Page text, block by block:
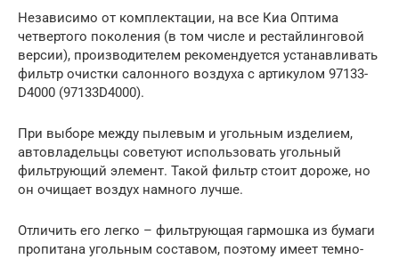
Независимо от комплектации, на все Киа Оптима
четвертого поколения (в том числе и рестайлинговой
версии), производителем рекомендуется устанавливать
фильтр очистки салонного воздуха с артикулом 97133-
D4000 (97133D4000).
При выборе между пылевым и угольным изделием,
автовладельцы советуют использовать угольный
фильтрующий элемент. Такой фильтр стоит дороже, но
он очищает воздух намного лучше.
Отличить его легко – фильтрующая гармошка из бумаги
пропитана угольным составом, поэтому имеет темно-